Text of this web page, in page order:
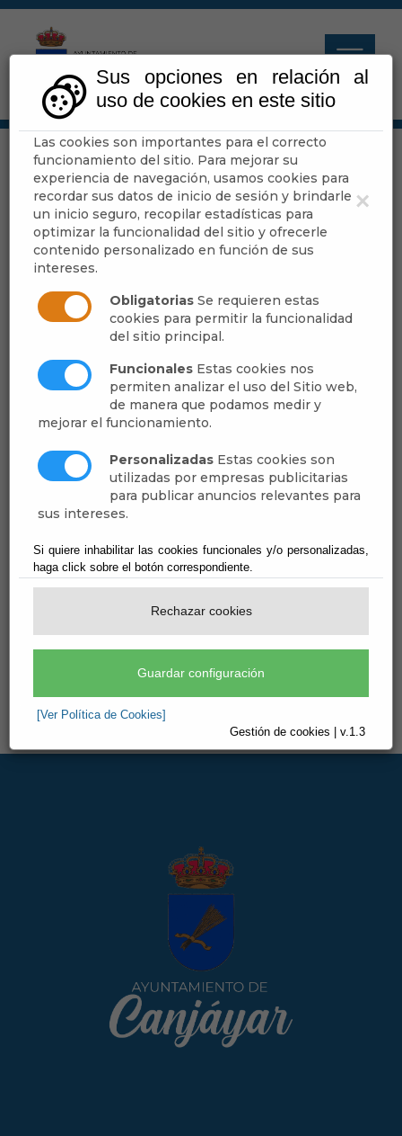
×
Sus opciones en relación al
uso de cookies en este sitio
Las cookies son importantes para el correcto
funcionamiento del sitio. Para mejorar su
experiencia de navegación, usamos cookies para
recordar sus datos de inicio de sesión y brindarle
un inicio seguro, recopilar estadísticas para
optimizar la funcionalidad del sitio y ofrecerle
contenido personalizado en función de sus
intereses.
Obligatorias Se requieren estas
cookies para permitir la funcionalidad
del sitio principal.
Funcionales Estas cookies nos
permiten analizar el uso del Sitio web,
de manera que podamos medir y
mejorar el funcionamiento.
Personalizadas Estas cookies son
utilizadas por empresas publicitarias
para publicar anuncios relevantes para
sus intereses.
Si quiere inhabilitar las cookies funcionales y/o personalizadas,
haga click sobre el botón correspondiente.
Rechazar cookies
Guardar configuración
[Ver Política de Cookies]
Gestión de cookies | v.1.3
Pleno
Escuchar
Audio Vídeo de Sesión
Borrador de Sesión
Convocatoria de Sesión
Delegación de Competencias
Extracto de Sesión
Nombramientos y Ceses
Regimen de Dedicación
Registro de Intereses